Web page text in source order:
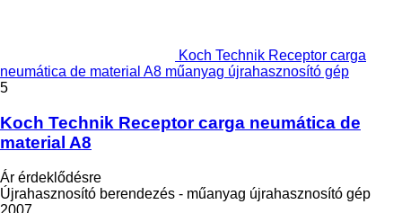
Koch Technik Receptor carga
neumática de material A8 műanyag újrahasznosító gép
5
Koch Technik Receptor carga neumática de
material A8
Ár érdeklődésre
Újrahasznosító berendezés - műanyag újrahasznosító gép
2007